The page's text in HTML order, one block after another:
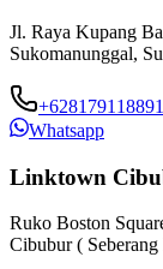
Jl. Raya Kupang
Sukomanunggal,
+628179118891
Whatsapp
Linktown
Ruko Boston
Cibubur (